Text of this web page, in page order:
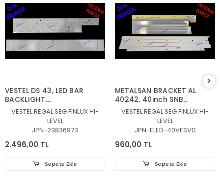
VESTEL DS 43, LED BAR
BACKLIGHT,
JL.D430B1330-078AS-
M_V04, JL.D430B1330-
078BS-M_V03,
30108746CA11 ,
30108747CB11
VESTEL REGAL SEG FINLUX HI-
LEVEL
JPN-23836973
2.496,00 TL
Sepete Ekle
METALSAN BRACKET AL
40242, 40inch SNB
7020PKG 60EA REV0.6
131219, 30080939
VESTEL REGAL SEG FINLUX HI-
LEVEL
JPN-ELED-40VESVD
960,00 TL
Sepete Ekle